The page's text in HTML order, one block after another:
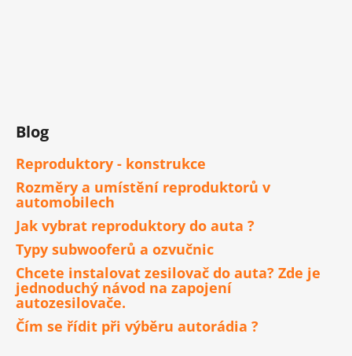
Blog
Reproduktory - konstrukce
Rozměry a umístění reproduktorů v
automobilech
Jak vybrat reproduktory do auta ?
Typy subwooferů a ozvučnic
Chcete instalovat zesilovač do auta? Zde je
jednoduchý návod na zapojení
autozesilovače.
Čím se řídit při výběru autorádia ?